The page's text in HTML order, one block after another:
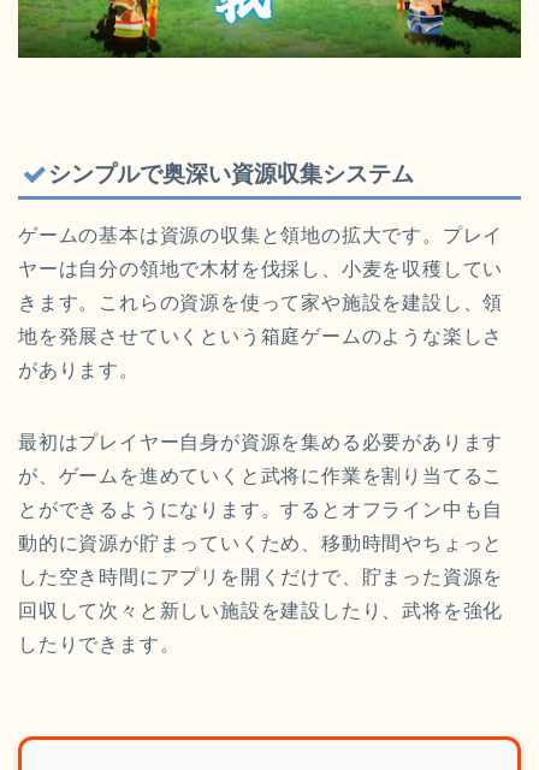
シンプルで奥深い資源収集システム
ゲームの基本は資源の収集と領地の拡大です。プレイ
ヤーは自分の領地で木材を伐採し、小麦を収穫してい
きます。これらの資源を使って家や施設を建設し、領
地を発展させていくという箱庭ゲームのような楽しさ
があります。
最初はプレイヤー自身が資源を集める必要があります
が、ゲームを進めていくと武将に作業を割り当てるこ
とができるようになります。するとオフライン中も自
動的に資源が貯まっていくため、移動時間やちょっと
した空き時間にアプリを開くだけで、貯まった資源を
回収して次々と新しい施設を建設したり、武将を強化
したりできます。